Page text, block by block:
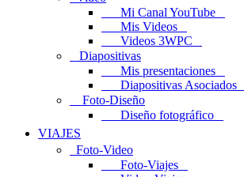
Mi Canal YouTube
Mis Videos
Videos 3WPC
Diapositivas
Mis presentaciones
Diapositivas Asociados
Foto-Diseño
Diseño fotográfico
VIAJES
Foto-Video
Foto-Viajes